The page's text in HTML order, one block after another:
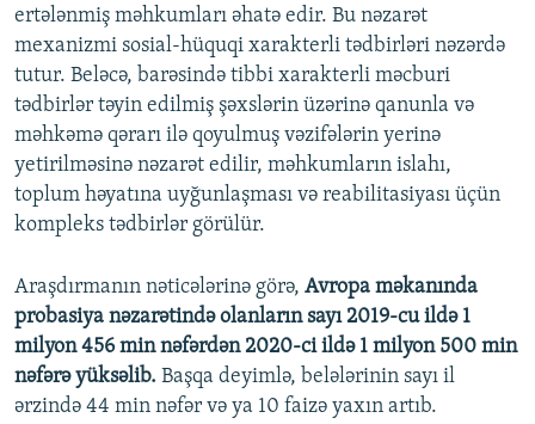
ertələnmiş məhkumları əhatə edir. Bu nəzarət
mexanizmi sosial-hüquqi xarakterli tədbirləri nəzərdə
tutur. Beləcə, barəsində tibbi xarakterli məcburi
tədbirlər təyin edilmiş şəxslərin üzərinə qanunla və
məhkəmə qərarı ilə qoyulmuş vəzifələrin yerinə
yetirilməsinə nəzarət edilir, məhkumların islahı,
toplum həyatına uyğunlaşması və reabilitasiyası üçün
kompleks tədbirlər görülür.
Araşdırmanın nəticələrinə görə, Avropa məkanında
probasiya nəzarətində olanların sayı 2019-cu ildə 1
milyon 456 min nəfərdən 2020-ci ildə 1 milyon 500 min
nəfərə yüksəlib. Başqa deyimlə, belələrinin sayı il
ərzində 44 min nəfər və ya 10 faizə yaxın artıb.